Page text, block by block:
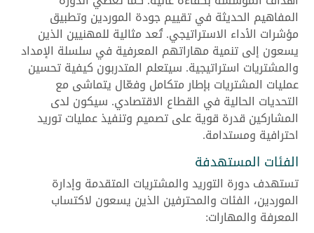
المفاهيم الحديثة في تقييم جودة الموردين وتطبيق
مؤشرات الأداء الاستراتيجي. تُعد مثالية للمهنيين الذين
يسعون إلى تنمية مهاراتهم المعرفية في سلسلة الإمداد
والمشتريات استراتيجية. سيتعلم المتدربون كيفية تحسين
عمليات المشتريات بإطار متكامل وفعّال يتماشى مع
التحديات الحالية في القطاع الاقتصادي. سيكون لدى
المشاركين قدرة قوية على تصميم وتنفيذ عمليات توريد
احترافية ومستدامة.
الفئات المستهدفة
تستهدف دورة التوريد والمشتريات المتقدمة وإدارة
الموردين، الفئات والمحترفين الذين يسعون لاكتساب
المعرفة والمهارات: